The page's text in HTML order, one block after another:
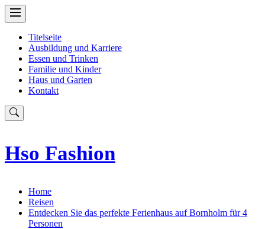
Skip
to
Titelseite
Ausbildung und Karriere
Essen und Trinken
Familie und Kinder
Haus und Garten
Kontakt
Hso Fashion
Home
Reisen
Entdecken Sie das perfekte Ferienhaus auf Bornholm für 4
Personen